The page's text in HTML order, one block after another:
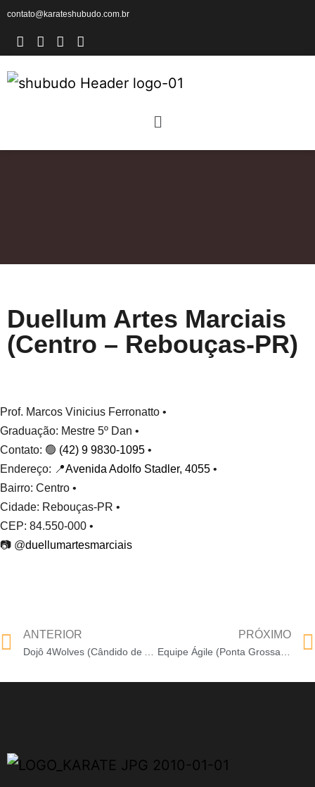
contato@karateshubudo.com.br
Duellum Artes Marciais
(Centro – Rebouças-PR)
Prof. Marcos Vinicius Ferronatto •
Graduação: Mestre 5º Dan •
Contato: 🟢 (42) 9 9830-1095 •
Endereço: 📍Avenida Adolfo Stadler, 4055 •
Bairro: Centro •
Cidade: Rebouças-PR •
CEP: 84.550-000 •
📷 @duellumartesmarciais
ANTERIOR
Dojô 4Wolves (Cândido de Abreu-PR)
PRÓXIMO
Equipe Ágile (Ponta Grossa-PR)